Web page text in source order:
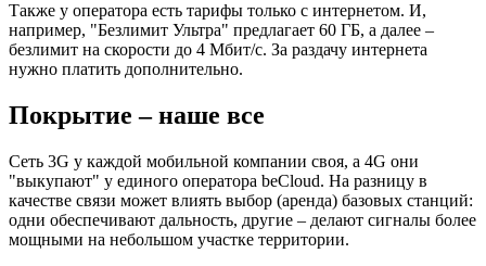
Также у оператора есть тарифы только с интернетом. И,
например, "Безлимит Ультра" предлагает 60 ГБ, а далее –
безлимит на скорости до 4 Мбит/с. За раздачу интернета
нужно платить дополнительно.
Покрытие – наше все
Сеть 3G у каждой мобильной компании своя, а 4G они
"выкупают" у единого оператора beCloud. На разницу в
качестве связи может влиять выбор (аренда) базовых станций:
одни обеспечивают дальность, другие – делают сигналы более
мощными на небольшом участке территории.